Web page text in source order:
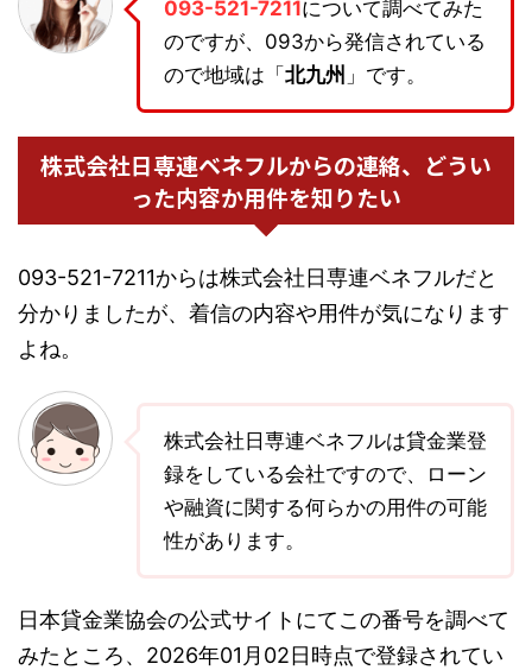
093-521-7211について調べてみた
のですが、093から発信されている
ので地域は「 北九州 」です。
株式会社日専連ベネフルからの連絡、どうい
った内容か用件を知りたい
093-521-7211からは株式会社日専連ベネフルだと
分かりましたが、着信の内容や用件が気になります
よね。
株式会社日専連ベネフルは貸金業登
録をしている会社ですので、ローン
や融資に関する何らかの用件の可能
性があります。
日本貸金業協会の公式サイトにてこの番号を調べて
みたところ、2026年01月02日時点で登録されてい